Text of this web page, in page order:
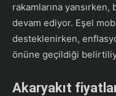
rakamlarına
devam ediyor. Eşel
desteklenirken,
önüne geçildiği
Akaryakıt